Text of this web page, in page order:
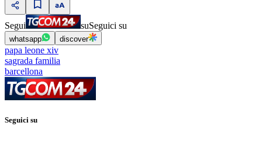
Segui suSeguici su
whatsapp discover
papa leone xiv
sagrada familia
barcellona
Seguici su